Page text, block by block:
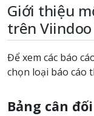
Giới thiệu
trên Viindoo
Để xem các báo
chọn loại báo cáo
Bảng cân